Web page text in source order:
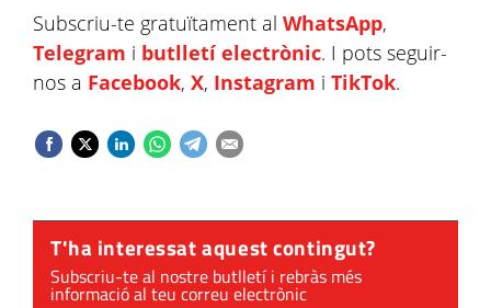
Subscriu-te gratuïtament al WhatsApp,
Telegram i butlletí electrònic. I pots seguir-
nos a Facebook, X, Instagram i TikTok.
T'ha interessat aquest contingut?
Subscriu-te al nostre butlletí i rebràs més
informació al teu correu electrònic